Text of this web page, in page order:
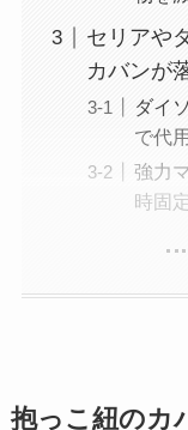
セリアや
カバンが
ダイ
で代
強力
時固
抱っこ紐のカ